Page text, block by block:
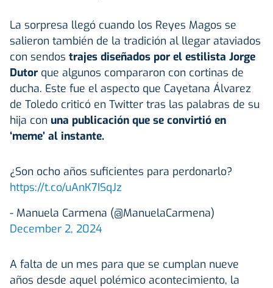
La sorpresa llegó cuando los Reyes Magos se
salieron también de la tradición al llegar ataviados
con sendos trajes diseñados por el estilista Jorge
Dutor que algunos compararon con cortinas de
ducha. Este fue el aspecto que Cayetana Álvarez
de Toledo criticó en Twitter tras las palabras de su
hija con una publicación que se convirtió en
‘meme’ al instante.
¿Son ocho años suficientes para perdonarlo?
https://t.co/uAnK7ISqJz
- Manuela Carmena (@ManuelaCarmena)
December 2, 2024
A falta de un mes para que se cumplan nueve
años desde aquel polémico acontecimiento, la